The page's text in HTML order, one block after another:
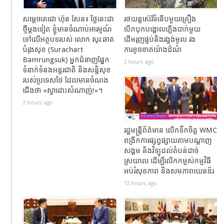
សម្តេចតេជោ ហ៊ុន សែន៖ ថ្ងៃនេះជា
ថ្មីម្តងទៀត ខ្ញុំមានចំណាប់អារម្មណ៍
ទៅលើអត្ថបទរបស់ លោក សុរៈឆាត
បំរុងសុខ (Surachart
Bamrungsuk) អ្នកជំនាញផ្នែក
ទំនាក់ទំនងអន្តរជាតិ និងសន្តិសុខ
របស់ប្រទេសថៃ ដែលមានចំណង
ជើង​ថា «ស្វាដោះសំណាញ់!»។
2 hours ago
រថយន្តស៊េរីទំនើបមួយគ្រឿង
បើកបុកបង្គោលភ្លើងបាក់មួយ
ដើមរុញផ្ទប់និងរង្វង់មូល​ រង
ការខូចខាតយ៉ាងដំណំ
2 hours ago
រដ្ឋមន្ត្រីព័ត៌មាន លើកទឹកចិត្ត WMC
ពង្រីកការផ្សព្វផ្សាយតាមបណ្តាញ
សង្គម និងវិទ្យុដល់តំបន់ដាច់
ស្រយាល ដើម្បីលើកកម្ពស់កម្មវិធី
អប់រំសុខភាព និងសមភាពយេនឌ័រ
12 hours ago